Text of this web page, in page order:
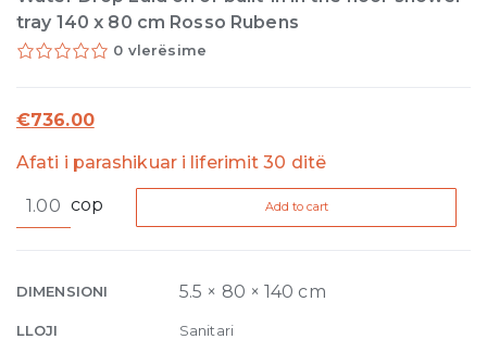
tray 140 x 80 cm Rosso Rubens
0 vlerësime
€736.00
Afati i parashikuar i liferimit 30 ditë
Drop
or
in
cop Add to cart
DIMENSIONI 5.5 × 80 × 140 cm
LLOJI Sanitari